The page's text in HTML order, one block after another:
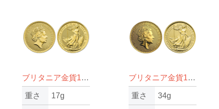
ブリタニア金貨1/2oz（オンス）
重さ 17g
ブリタニア金貨1oz（オンス）
重さ 34g